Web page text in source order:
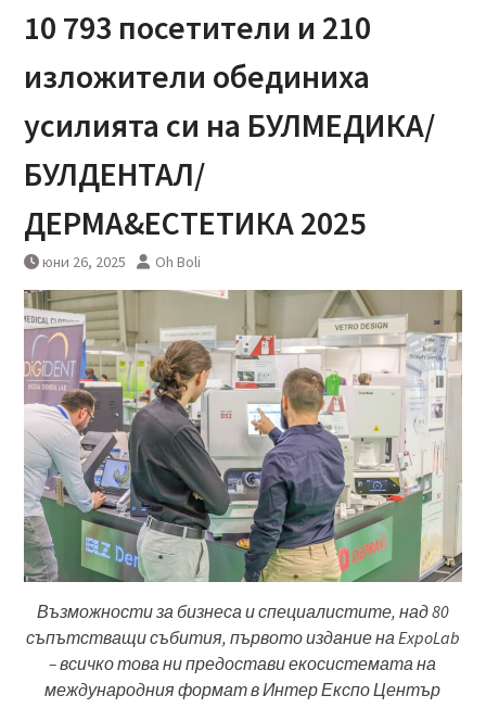
10 793 посетители и 210
изложители обединиха
усилията си на БУЛМЕДИКА/
БУЛДЕНТАЛ/
ДЕРМА&ЕСТЕТИКА 2025
юни 26, 2025 Oh Boli
Възможности за бизнеса и специалистите, над 80
съпътстващи събития, първото издание на ExpoLab
– всичко това ни предостави екосистемата на
международния формат в Интер Експо Център